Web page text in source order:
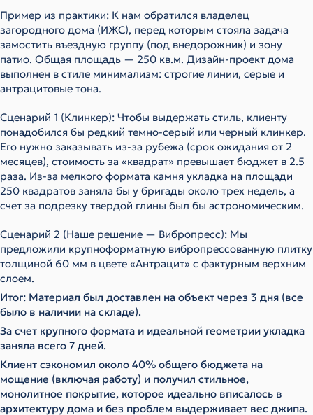
Пример из практики: К нам обратился владелец
загородного дома (ИЖС), перед которым стояла задача
замостить въездную группу (под внедорожник) и зону
патио. Общая площадь — 250 кв.м. Дизайн-проект дома
выполнен в стиле минимализм: строгие линии, серые и
антрацитовые тона.
Сценарий 1 (Клинкер): Чтобы выдержать стиль, клиенту
понадобился бы редкий темно-серый или черный клинкер.
Его нужно заказывать из-за рубежа (срок ожидания от 2
месяцев), стоимость за «квадрат» превышает бюджет в 2.5
раза. Из-за мелкого формата камня укладка на площади
250 квадратов заняла бы у бригады около трех недель, а
счет за подрезку твердой глины был бы астрономическим.
Сценарий 2 (Наше решение — Вибропресс): Мы
предложили крупноформатную вибропрессованную плитку
толщиной 60 мм в цвете «Антрацит» с фактурным верхним
слоем.
Итог: Материал был доставлен на объект через 3 дня (все
было в наличии на складе).
За счет крупного формата и идеальной геометрии укладка
заняла всего 7 дней.
Клиент сэкономил около 40% общего бюджета на
мощение (включая работу) и получил стильное,
монолитное покрытие, которое идеально вписалось в
архитектуру дома и без проблем выдерживает вес джипа.